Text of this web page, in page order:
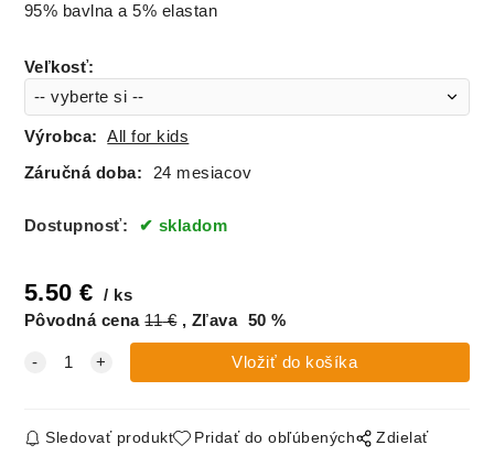
95% bavlna a 5% elastan
Veľkosť:
Výrobca: All for kids
Záručná doba: 24 mesiacov
Dostupnosť: skladom
5.50 €
ks
Pôvodná cena 11€ Zľava 50 %
Sledovať produkt Pridať do obľúbených Zdielať